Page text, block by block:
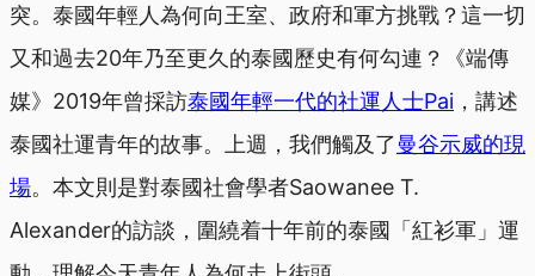
突。泰國年輕人為何向王室、政府和軍方挑戰？這一切
又和過去20年乃至更久的泰國歷史有何勾連？《端傳
媒》2019年曾採訪泰國年輕一代的社運人士Pai ，講述
泰國社運青年的故事。上週，我們觸及了曼谷示威的現
場。本文則是對泰國社會學者Saowanee T.
Alexander的訪談，圍繞着十年前的泰國「紅衫軍」運